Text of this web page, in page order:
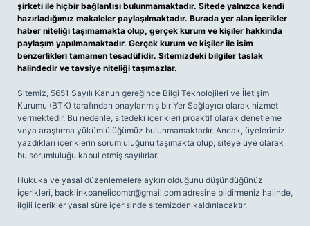
şirketi ile hiçbir bağlantısı bulunmamaktadır. Sitede yalnızca kendi
hazırladığımız makaleler paylaşılmaktadır. Burada yer alan içerikler
haber niteliği taşımamakta olup, gerçek kurum ve kişiler hakkında
paylaşım yapılmamaktadır. Gerçek kurum ve kişiler ile isim
benzerlikleri tamamen tesadüfidir. Sitemizdeki bilgiler taslak
halindedir ve tavsiye niteliği taşımazlar.
Sitemiz, 5651 Sayılı Kanun gereğince Bilgi Teknolojileri ve İletişim
Kurumu (BTK) tarafından onaylanmış bir Yer Sağlayıcı olarak hizmet
vermektedir. Bu nedenle, sitedeki içerikleri proaktif olarak denetleme
veya araştırma yükümlülüğümüz bulunmamaktadır. Ancak, üyelerimiz
yazdıkları içeriklerin sorumluluğunu taşımakta olup, siteye üye olarak
bu sorumluluğu kabul etmiş sayılırlar.
Hukuka ve yasal düzenlemelere aykırı olduğunu düşündüğünüz
içerikleri, backlinkpanelicomtr@gmail.com adresine bildirmeniz halinde,
ilgili içerikler yasal süre içerisinde sitemizden kaldırılacaktır.